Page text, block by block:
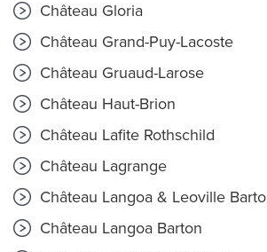
Château Gloria
Château Grand-Puy-Lacoste
Château Gruaud-Larose
Château Haut-Brion
Château Lafite Rothschild
Château Lagrange
Château Langoa & Leoville
Château Langoa Barton